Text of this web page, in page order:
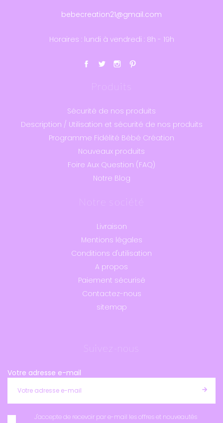
bebecreation21@gmail.com
Horaires : lundi à vendredi : 8h - 19h
Produits
Sécurité de nos produits
Description / Utilisation et sécurité de nos produits
Programme Fidélité Bébé Création
Nouveaux produits
Foire Aux Question (FAQ)
Notre Blog
Notre société
Livraison
Mentions légales
Conditions d'utilisation
A propos
Paiement sécurisé
Contactez-nous
sitemap
Suivez-nous
Votre adresse e-mail
J'accepte de recevoir par e-mail les offres et nouveautés